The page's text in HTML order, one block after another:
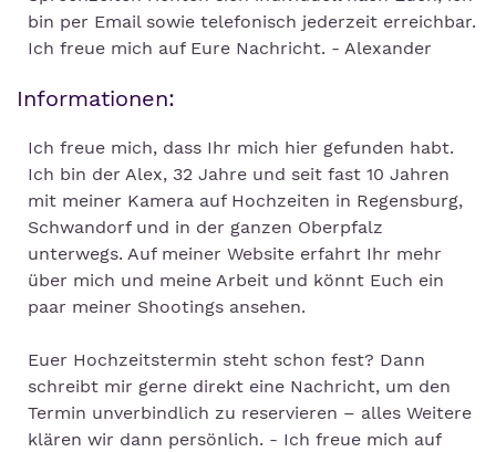
bin per Email sowie telefonisch jederzeit erreichbar.
Ich freue mich auf Eure Nachricht. - Alexander
Informationen:
Ich freue mich, dass Ihr mich hier gefunden habt.
Ich bin der Alex, 32 Jahre und seit fast 10 Jahren
mit meiner Kamera auf Hochzeiten in Regensburg,
Schwandorf und in der ganzen Oberpfalz
unterwegs. Auf meiner Website erfahrt Ihr mehr
über mich und meine Arbeit und könnt Euch ein
paar meiner Shootings ansehen.
Euer Hochzeitstermin steht schon fest? Dann
schreibt mir gerne direkt eine Nachricht, um den
Termin unverbindlich zu reservieren – alles Weitere
klären wir dann persönlich. - Ich freue mich auf